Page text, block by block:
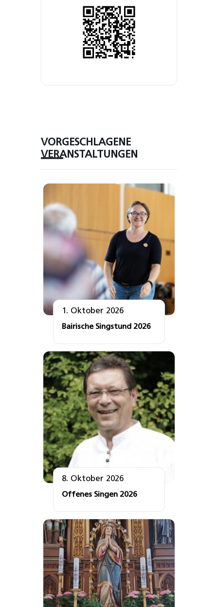
VORGESCHLAGENE
VERANSTALTUNGEN
1. Oktober 2026
Bairische Singstund 2026
8. Oktober 2026
Offenes Singen 2026